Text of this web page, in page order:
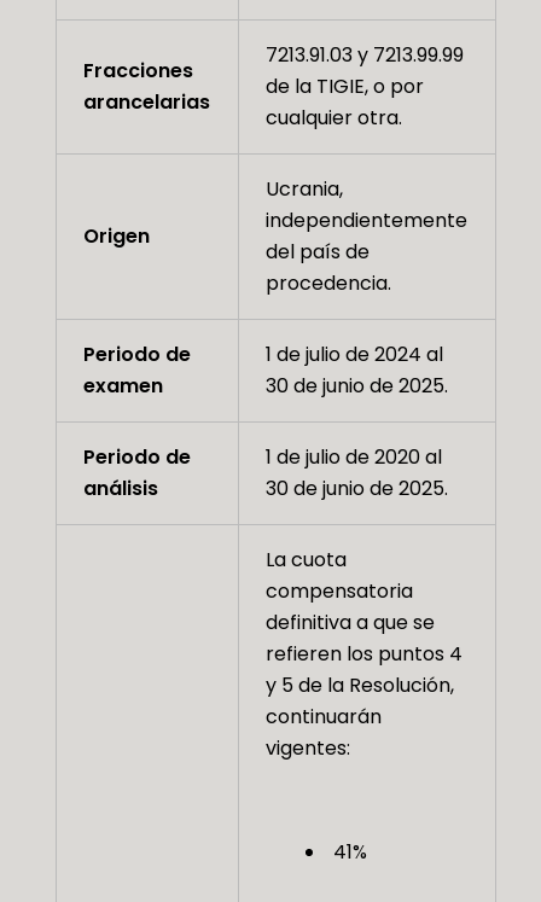
Fracciones
arancelarias
7213.91.03 y 7213.99.99
de la TIGIE, o por
cualquier otra.
Origen
Ucrania,
independientemente
del país de
procedencia.
Periodo de
examen
1 de julio de 2024 al
30 de junio de 2025.
Periodo de
análisis
1 de julio de 2020 al
30 de junio de 2025.
La cuota
compensatoria
definitiva a que se
refieren los puntos 4
y 5 de la Resolución,
continuarán
vigentes:
41%